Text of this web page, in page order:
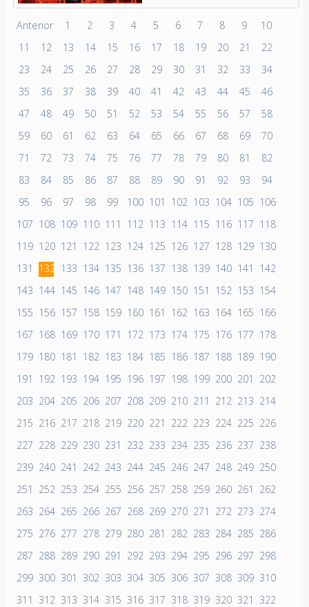
Anterior 1 2 3 4 5 6 7 8 9
10
11
12 13 14 15 16 17 18 19 20 21
22
23
24 25 26 27 28 29 30 31 32 33
34
35
36 37 38 39 40 41 42 43 44 45
46
47
48 49 50 51 52 53 54 55 56 57
58
59
60 61 62 63 64 65 66 67 68 69
70
71
72 73 74 75 76 77 78 79 80 81
82
83
84 85 86 87 88 89 90 91 92 93
94
95
96 97 98 99 100 101 102 103 104 105 106
107 108 109 110 111 112 113 114 115 116 117 118
119 120 121 122 123 124 125 126 127 128 129 130
131
132 133 134 135 136 137 138 139 140 141
142
143 144 145 146 147 148 149 150 151 152 153 154
155 156 157 158 159 160 161 162 163 164 165 166
167 168 169 170 171 172 173 174 175 176 177 178
179 180 181 182 183 184 185 186 187 188 189 190
191
192 193 194 195 196 197 198 199 200 201
202
203 204 205 206 207 208 209 210 211 212 213 214
215 216 217 218 219 220 221 222 223 224 225 226
227 228 229 230 231 232 233 234 235 236 237 238
239 240 241 242 243 244 245 246 247 248 249 250
251
252 253 254 255 256 257 258 259 260 261
262
263 264 265 266 267 268 269 270 271 272 273 274
275 276 277 278 279 280 281 282 283 284 285 286
287 288 289 290 291 292 293 294 295 296 297 298
299 300 301 302 303 304 305 306 307 308 309 310
311
312 313 314 315 316 317 318 319 320 321
322